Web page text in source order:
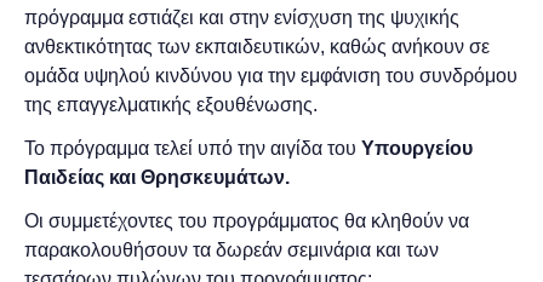
πρόγραμμα εστιάζει και στην ενίσχυση της ψυχικής
ανθεκτικότητας των εκπαιδευτικών, καθώς ανήκουν σε
ομάδα υψηλού κινδύνου για την εμφάνιση του συνδρόμου
της επαγγελματικής εξουθένωσης.
Το πρόγραμμα τελεί υπό την αιγίδα του Υπουργείου
Παιδείας και Θρησκευμάτων.
Οι συμμετέχοντες του προγράμματος θα κληθούν να
παρακολουθήσουν τα δωρεάν σεμινάρια και των